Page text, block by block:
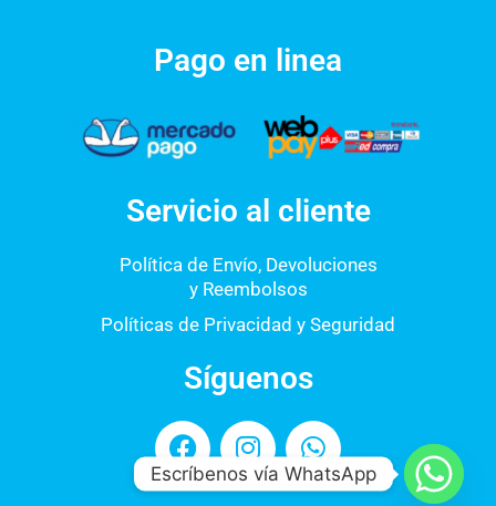
Pago en linea
Servicio al cliente
Política de Envío, Devoluciones
y Reembolsos
Políticas de Privacidad y Seguridad
Síguenos
F
a
c
I
n
s
W
h
a
Escríbenos vía WhatsApp